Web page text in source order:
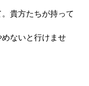
貴方たちが持って
ないと行けませ